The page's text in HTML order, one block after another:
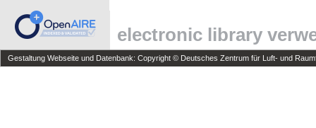
electronic library
Gestaltung Webseite und Datenbank: Copyright © Deutsches Zentrum für Luft- und